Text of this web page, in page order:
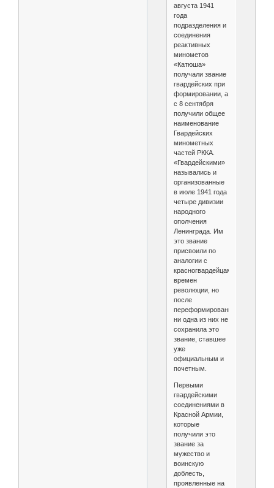
августа 1941
года
подразделения и
соединения
реактивных
минометов
«Катюша»
получали звание
гвардейских при
формировании, а
с 8 сентября
получили общее
наименование
Гвардейских
минометных
частей РККА.
«Гвардейскими»
назывались и
организованные
в июле 1941 года
четыре дивизии
народного
ополчения
Ленинграда. Им
это звание
присвоили по
аналогии с
красногвардейцами
времен
революции, но
после
переформирования
ни одна из них не
сохранила это
звание, ставшее
уже
официальным и
почетным.
Первыми
гвардейскими
соединениями в
Красной Армии,
которые
получили это
звание за
мужество и
воинскую
доблесть,
проявленные на